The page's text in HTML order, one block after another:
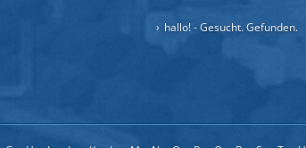
hallo! - Gesucht. Gefunden.